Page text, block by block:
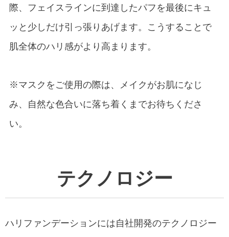
際、フェイスラインに到達したパフを最後にキュ
ッと少しだけ引っ張りあげます。こうすることで
肌全体のハリ感がより高まります。
※マスクをご使用の際は、メイクがお肌になじ
み、自然な色合いに落ち着くまでお待ちくださ
い。
テクノロジー
ハリファンデーションには自社開発のテクノロジー